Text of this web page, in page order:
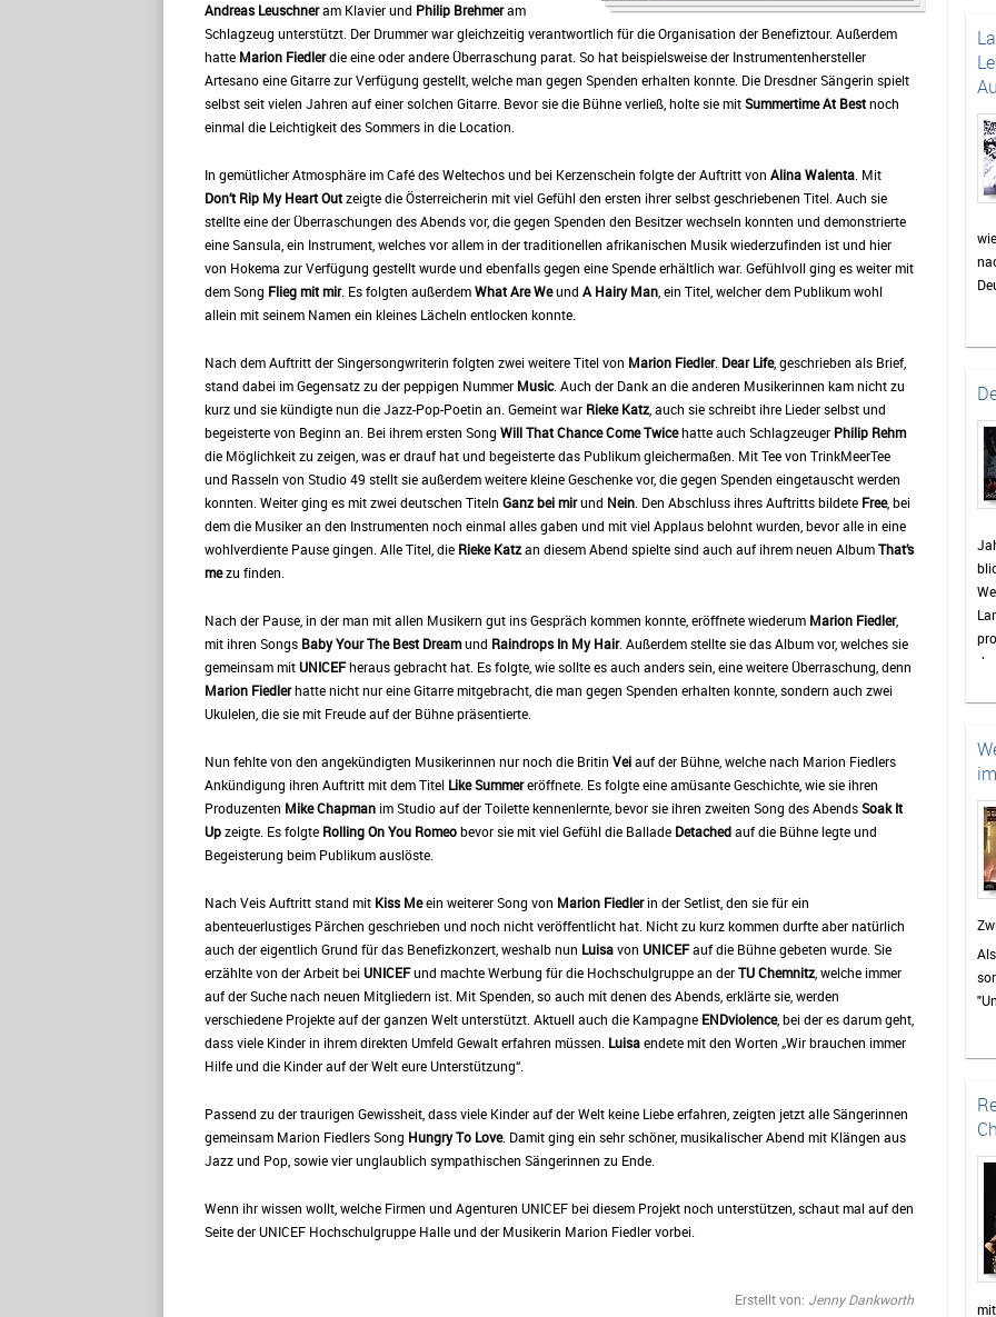
Andreas Leuschneram Klavier und Philip Brehmeram
Schlagzeug unterstützt. Der Drummer war gleichzeitig verantwortlich für die Organisation der Benefiztour. Außerdem
hatte Marion Fiedlerdie eine oder andere Überraschung parat. So hat beispielsweise der Instrumentenhersteller
Artesano eine Gitarre zur Verfügung gestellt, welche man gegen Spenden erhalten konnte. Die Dresdner Sängerin spielt
selbst seit vielen Jahren auf einer solchen Gitarre. Bevor sie die Bühne verließ, holte sie mitSummertime At Bestnoch
einmal die Leichtigkeit des Sommers in die Location.
In gemütlicher Atmosphäre im Café des Weltechos und bei Kerzenschein folgte der Auftritt von Alina Walenta . Mit
Don’t Rip My Heart Outzeigte die Österreicherin mit viel Gefühl den ersten ihrer selbst geschriebenen Titel. Auch sie
stellte eine der Überraschungen des Abends vor, die gegen Spenden den Besitzer wechseln konnten und demonstrierte
eine Sansula, ein Instrument, welches vor allem in der traditionellen afrikanischen Musik wiederzufinden ist und hier
von Hokema zur Verfügung gestellt wurde und ebenfalls gegen eine Spende erhältlich war. Gefühlvoll ging es weiter mit
dem Song Flieg mit mir. Es folgten außerdemWhat Are Weund A Hairy Man , ein Titel, welcher dem Publikum wohl
allein mit seinem Namen ein kleines Lächeln entlocken konnte.
Nach dem Auftritt der Singersongwriterin folgten zwei weitere Titel von Marion Fiedler. Dear Life, geschrieben als Brief,
stand dabei im Gegensatz zu der peppigen Nummer Music. Auch der Dank an die anderen Musikerinnen kam nicht zu
kurz und sie kündigte nun die Jazz-Pop-Poetin an. Gemeint war Rieke Katz , auch sie schreibt ihre Lieder selbst und
begeisterte von Beginn an. Bei ihrem ersten Song Will That Chance Come Twicehatte auch Schlagzeuger Philip Rehm
die Möglichkeit zu zeigen, was er drauf hat und begeisterte das Publikum gleichermaßen. Mit Tee von TrinkMeerTee
und Rasseln von Studio 49 stellt sie außerdem weitere kleine Geschenke vor, die gegen Spenden eingetauscht werden
konnten. Weiter ging es mit zwei deutschen Titeln Ganz bei mirund Nein . Den Abschluss ihres Auftritts bildete Free, bei
dem die Musiker an den Instrumenten noch einmal alles gaben und mit viel Applaus belohnt wurden, bevor alle in eine
wohlverdiente Pause gingen. Alle Titel, die Rieke Katzan diesem Abend spielte sind auch auf ihrem neuen AlbumThat’s
mezu finden.
Nach der Pause, in der man mit allen Musikern gut ins Gespräch kommen konnte, eröffnete wiederum Marion Fiedler,
mit ihren Songs Baby Your The Best Dreamund Raindrops In My Hair. Außerdem stellte sie das Album vor, welches sie
gemeinsam mitUNICEFheraus gebracht hat. Es folgte, wie sollte es auch anders sein, eine weitere Überraschung, denn
Marion Fiedlerhatte nicht nur eine Gitarre mitgebracht, die man gegen Spenden erhalten konnte, sondern auch zwei
Ukulelen, die sie mit Freude auf der Bühne präsentierte.
Nun fehlte von den angekündigten Musikerinnen nur noch die Britin Veiauf der Bühne, welche nach Marion Fiedlers
Ankündigung ihren Auftritt mit dem Titel Like Summereröffnete. Es folgte eine amüsante Geschichte, wie sie ihren
Produzenten Mike Chapman im Studio auf der Toilette kennenlernte, bevor sie ihren zweiten Song des AbendsSoak It
Upzeigte. Es folgte Rolling On You Romeobevor sie mit viel Gefühl die Ballade Detachedauf die Bühne legte und
Begeisterung beim Publikum auslöste.
Nach Veis Auftritt stand mit Kiss Meein weiterer Song von Marion Fiedlerin der Setlist, den sie für ein
abenteuerlustiges Pärchen geschrieben und noch nicht veröffentlicht hat. Nicht zu kurz kommen durfte aber natürlich
auch der eigentlich Grund für das Benefizkonzert, weshalb nun Luisavon UNICEFauf die Bühne gebeten wurde. Sie
erzählte von der Arbeit beiUNICEFund machte Werbung für die Hochschulgruppe an derTU Chemnitz , welche immer
auf der Suche nach neuen Mitgliedern ist. Mit Spenden, so auch mit denen des Abends, erklärte sie, werden
verschiedene Projekte auf der ganzen Welt unterstützt. Aktuell auch die Kampagne ENDviolence, bei der es darum geht,
dass viele Kinder in ihrem direkten Umfeld Gewalt erfahren müssen. Luisaendete mit den Worten „Wir brauchen immer
Hilfe und die Kinder auf der Welt eure Unterstützung“.
Passend zu der traurigen Gewissheit, dass viele Kinder auf der Welt keine Liebe erfahren, zeigten jetzt alle Sängerinnen
gemeinsam Marion Fiedlers Song Hungry To Love. Damit ging ein sehr schöner, musikalischer Abend mit Klängen aus
Jazz und Pop, sowie vier unglaublich sympathischen Sängerinnen zu Ende.
Wenn ihr wissen wollt, welche Firmen und Agenturen UNICEF bei diesem Projekt noch unterstützen, schaut mal auf den
Seite der UNICEF Hochschulgruppe Halle und der Musikerin Marion Fiedler vorbei.
Erstellt von: Jenny Dankworth